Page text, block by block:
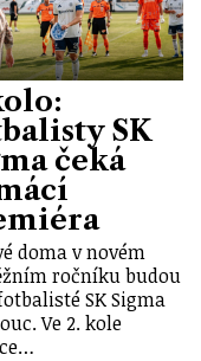
SK
čeká
doma v novém
ročníku budou
SK Sigma
Ve 2. kole